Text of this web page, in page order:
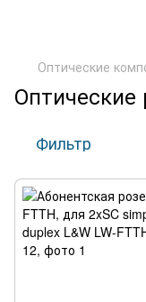
Оптические
Оптические
Фильтр